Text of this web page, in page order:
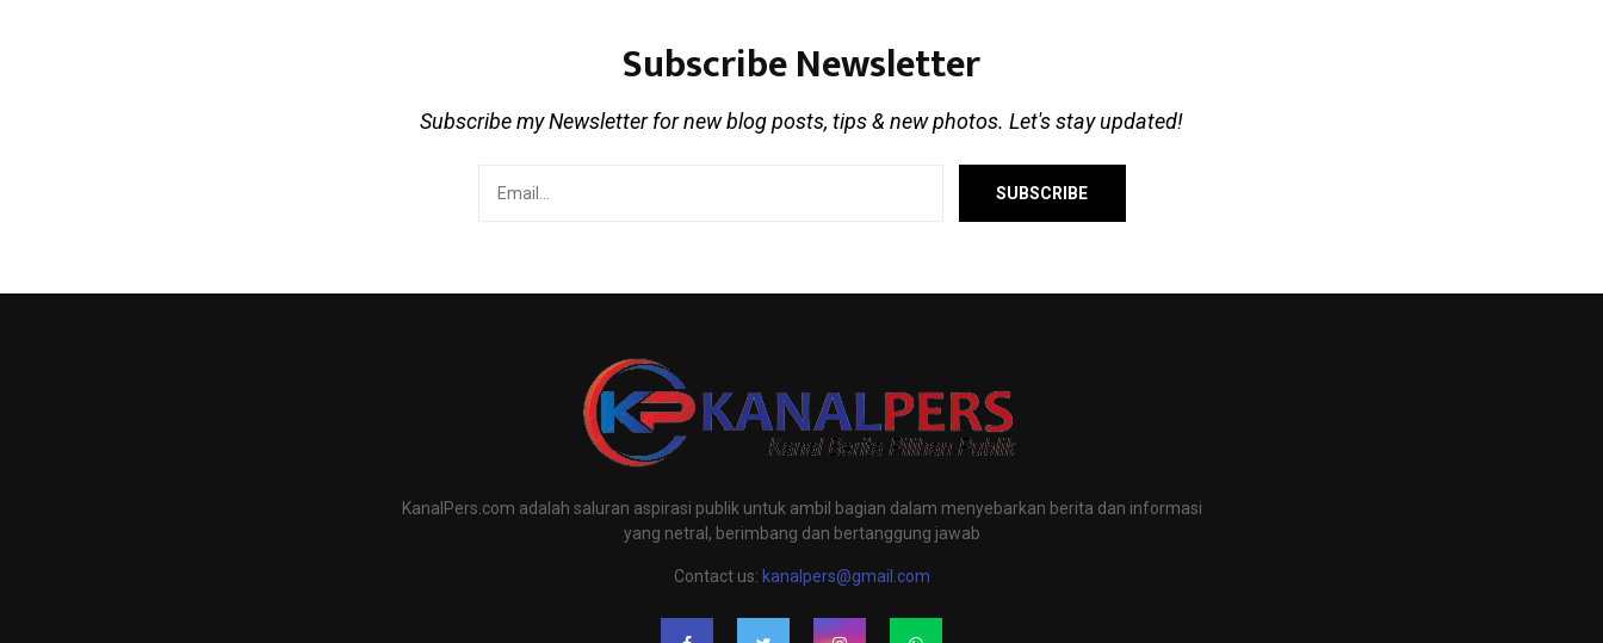
Subscribe Newsletter
Subscribe my Newsletter for new blog posts, tips & new photos. Let's stay updated!
KanalPers.com adalah saluran aspirasi publik untuk ambil bagian dalam menyebarkan berita dan informasi
yang netral, berimbang dan bertanggung jawab
Contact us: kanalpers@gmail.com